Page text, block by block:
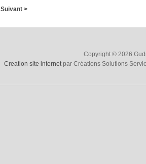
Suivant >
Copyright © 2026
Creation site internetpar Créations Solutions